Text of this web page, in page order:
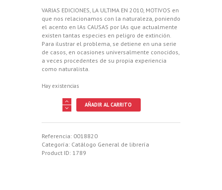
VARIAS EDICIONES, LA ULTIMA EN 2010, MOTIVOS en
que nos relacionamos con la naturaleza, poniendo
el acento en lAs CAUSAS por lAs que actualmente
existen tantas especies en peligro de extinción.
Para ilustrar el problema, se detiene en una serie
de casos, en ocasiones universalmente conocidos,
a veces procedentes de su propia experiencia
como naturalista.
Hay existencias
NATURALEZA
CAUSAS
Y
CONSECUENCIAS
AÑADIR AL CARRITO
Referencia: 0018820
Categoría: Catálogo General de librería
Product ID: 1789